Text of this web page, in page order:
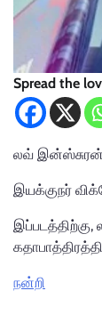
Spread the
லவ்
இயக்குநர்
நன்றி